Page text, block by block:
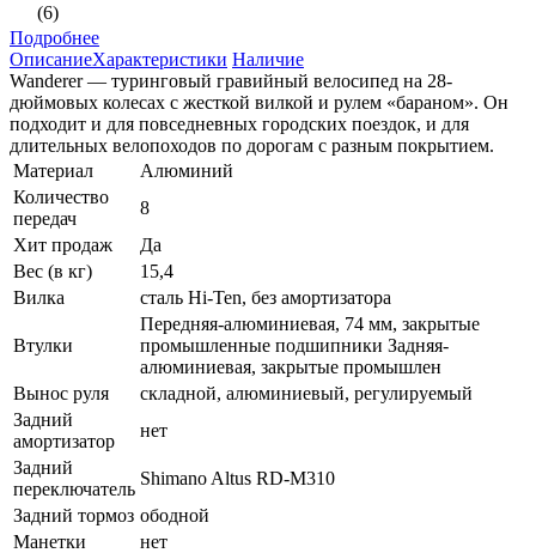
(6)
Подробнее
ОписаниеХарактеристики Наличие
Wanderer — туринговый гравийный велосипед на 28-
дюймовых колесах с жесткой вилкой и рулем «бараном». Он
подходит и для повседневных городских поездок, и для
длительных велопоходов по дорогам с разным покрытием.
Материал
Алюминий
Количество
передач
8
Хит продаж
Да
Вес (в кг)
15,4
Вилка
сталь Hi-Ten, без амортизатора
Втулки
Передняя-алюминиевая, 74 мм, закрытые
промышленные подшипники Задняя-
алюминиевая, закрытые промышлен
Вынос руля
складной, алюминиевый, регулируемый
Задний
амортизатор
нет
Задний
переключатель
Shimano Altus RD-M310
Задний тормоз ободной
Манетки
нет